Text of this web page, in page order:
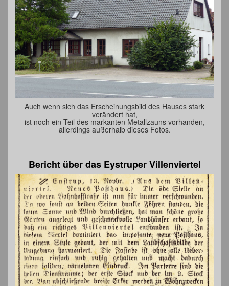
Auch wenn sich das Erscheinungsbild des Hauses stark
verändert hat,
ist noch ein Teil des markanten Metallzauns vorhanden,
allerdings außerhalb dieses Fotos.
Bericht über das Eystruper Villenviertel